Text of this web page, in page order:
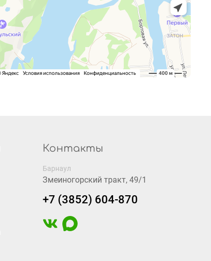
Контакты
Барнаул
Змеиногорский тракт, 49/1
+7 (3852) 604-870